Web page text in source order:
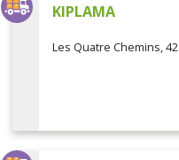
KIPLAMA
Les Quatre Chemins, 42